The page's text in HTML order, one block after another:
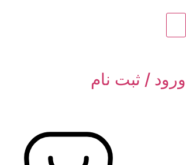
ورود / ثبت نام